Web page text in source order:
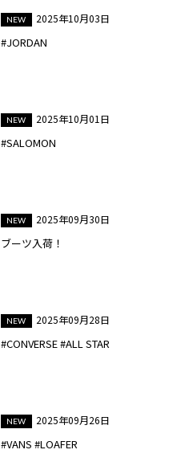
2025年10月03日
#JORDAN
2025年10月01日
#SALOMON
2025年09月30日
ブーツ入荷！
2025年09月28日
#CONVERSE #ALL STAR
2025年09月26日
#VANS #LOAFER